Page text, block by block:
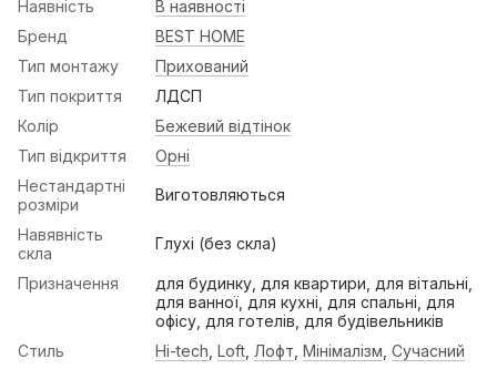
Наявність
В наявності
Бренд
BEST HOME
Тип монтажу
Прихований
Тип покриття
ЛДСП
Колір
Бежевий відтінок
Тип відкриття
Орні
Нестандартні
розміри
Виготовляються
Навявність
скла
Глухі (без скла)
Призначення
для будинку, для квартири, для вітальні,
для ванної, для кухні, для спальні, для
офісу, для готелів, для будівельників
Стиль
Hi-tech Loft Лофт Мінімалізм Сучасний